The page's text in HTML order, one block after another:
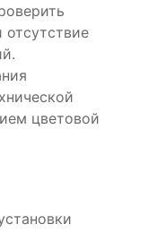
отсутствие
цветовой